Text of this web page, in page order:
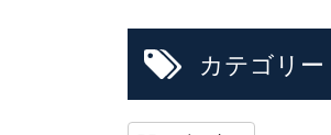
カテゴリー